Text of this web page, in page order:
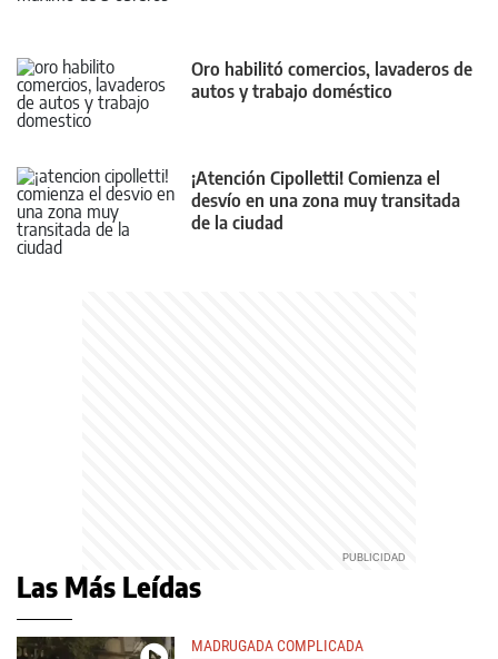
Oro habilitó comercios, lavaderos de
autos y trabajo doméstico
¡Atención Cipolletti! Comienza el
desvío en una zona muy transitada
de la ciudad
Las Más Leídas
MADRUGADA COMPLICADA